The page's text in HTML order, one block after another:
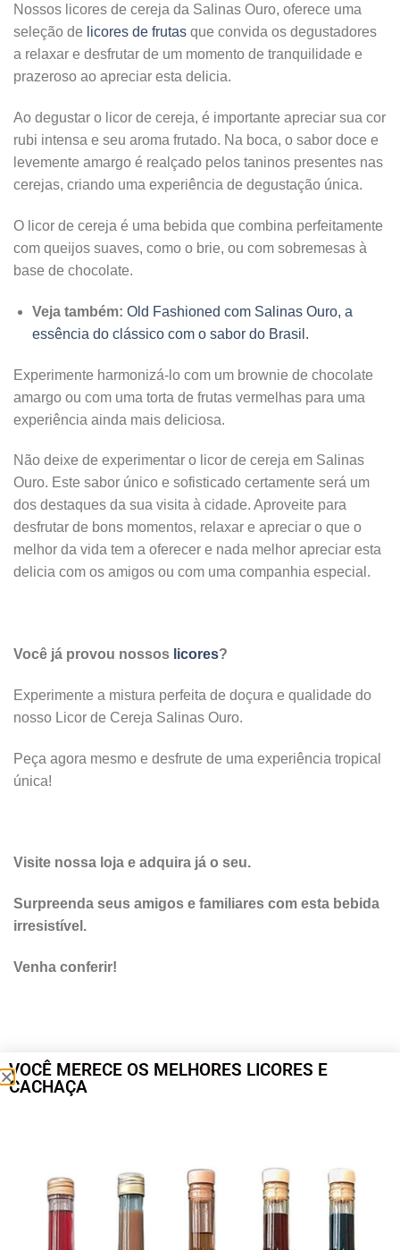
Nossos licores de cereja da Salinas Ouro, oferece uma
seleção de licores de frutas que convida os degustadores
a relaxar e desfrutar de um momento de tranquilidade e
prazeroso ao apreciar esta delicia.
Ao degustar o licor de cereja, é importante apreciar sua cor
rubi intensa e seu aroma frutado. Na boca, o sabor doce e
levemente amargo é realçado pelos taninos presentes nas
cerejas, criando uma experiência de degustação única.
O licor de cereja é uma bebida que combina perfeitamente
com queijos suaves, como o brie, ou com sobremesas à
base de chocolate.
Veja também: Old Fashioned com Salinas Ouro, a
essência do clássico com o sabor do Brasil.
Experimente harmonizá-lo com um brownie de chocolate
amargo ou com uma torta de frutas vermelhas para uma
experiência ainda mais deliciosa.
Não deixe de experimentar o licor de cereja em Salinas
Ouro. Este sabor único e sofisticado certamente será um
dos destaques da sua visita à cidade. Aproveite para
desfrutar de bons momentos, relaxar e apreciar o que o
melhor da vida tem a oferecer e nada melhor apreciar esta
delicia com os amigos ou com uma companhia especial.
Você já provou nossos licores?
Experimente a mistura perfeita de doçura e qualidade do
nosso Licor de Cereja Salinas Ouro.
Peça agora mesmo e desfrute de uma experiência tropical
única!
Visite nossa loja e adquira já o seu.
Surpreenda seus amigos e familiares com esta bebida
irresistível.
Venha conferir!
Licor doce de leite Cachaça Salinas Licor de Mel |
VOCÊ MERECE OS MELHORES LICORES E
CACHAÇA